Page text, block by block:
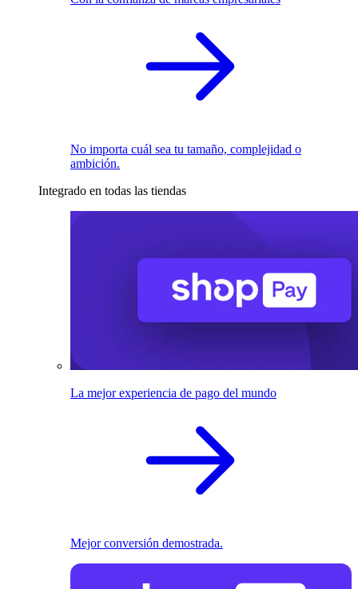
No importa cuál sea tu tamaño, complejidad o
ambición.
Integrado en todas las tiendas
La mejor experiencia de pago del mundo
Mejor conversión demostrada.